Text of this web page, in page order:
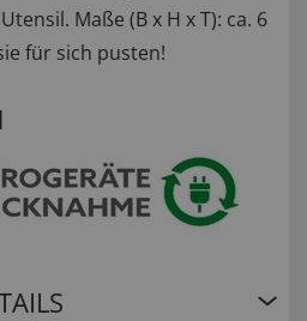
Maße (B x H x T): ca. 6
für sich pusten!